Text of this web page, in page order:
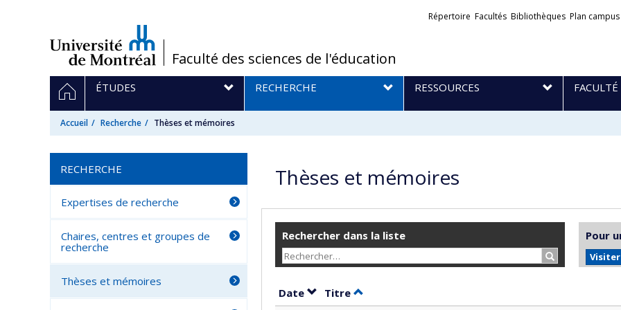
/Faculté des sciences de l'éducation
Liens
Répertoire Facultés Bibliothèques Plan campus
Navigation
principale
ACCUEIL
ÉTUDES RECHERCHE RESSOURCES FACULTÉ
Accueil Recherche Thèses et mémoires
Thèses et mémoires
Rechercher dans la liste
Rechercher…
Pour
Date Trier par date en ordre décroissant
Titre Trier par titre en ordre décroissant
RECHERCHE
Expertises de recherche
Chaires, centres et groupes de
recherche
Thèses et mémoires